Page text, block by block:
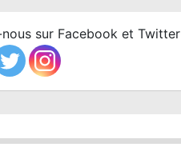
sur Facebook et Twitter